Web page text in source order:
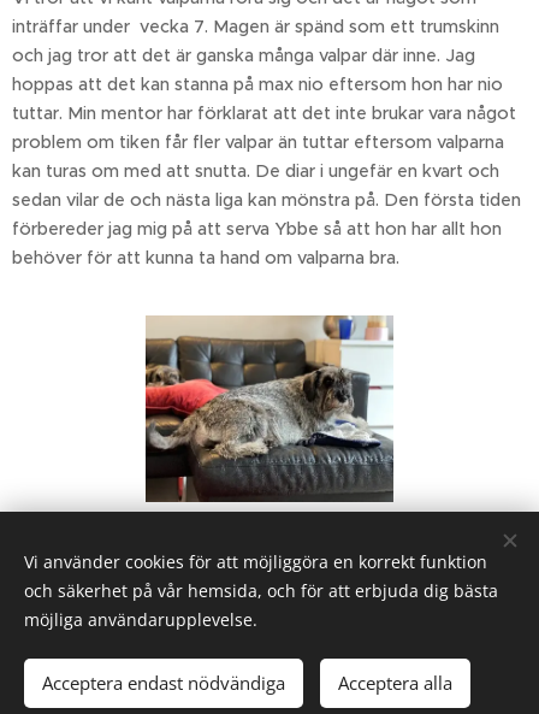
inträffar under vecka 7. Magen är spänd som ett trumskinn
och jag tror att det är ganska många valpar där inne. Jag
hoppas att det kan stanna på max nio eftersom hon har nio
tuttar. Min mentor har förklarat att det inte brukar vara något
problem om tiken får fler valpar än tuttar eftersom valparna
kan turas om med att snutta. De diar i ungefär en kvart och
sedan vilar de och nästa liga kan mönstra på. Den första tiden
förbereder jag mig på att serva Ybbe så att hon har allt hon
behöver för att kunna ta hand om valparna bra.
Share
Cookies
Vi använder cookies för att möjliggöra en korrekt funktion
och säkerhet på vår hemsida, och för att erbjuda dig bästa
möjliga användarupplevelse.
Acceptera endast nödvändiga Acceptera alla